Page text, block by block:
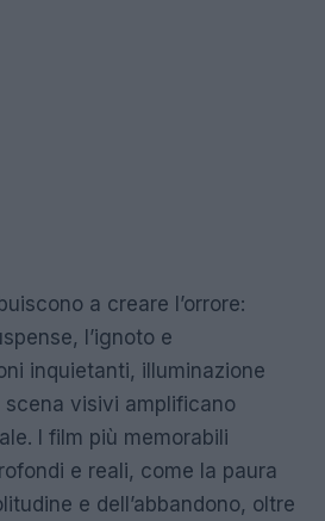
a creare l’orrore:
l’ignoto e
inquietanti, illuminazione
visivi amplificano
I film più memorabili
e reali, come la paura
e dell’abbandono, oltre